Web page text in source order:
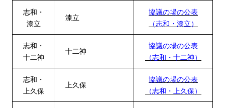
志和・
漆立
漆立
協議の場の公表
（志和・漆立）
志和・
十二神
十二神
協議の場の公表
（志和・十二神）
志和・
上久保
上久保
協議の場の公表
（志和・上久保）